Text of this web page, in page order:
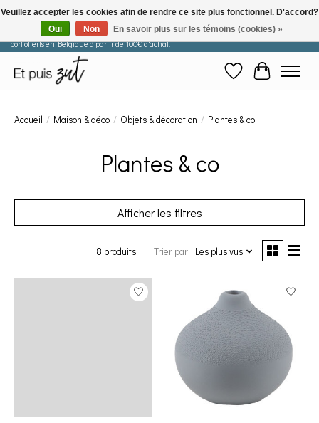
Les commandes passées après le 29 juillet seront expédiées à partir du 11 août. Frais de
port offerts en Belgique à partir de 100€ d'achat.
Liste de souhaits
Panier
Accueil / Maison & déco / Objets & décoration / Plantes & co
Plantes & co
Afficher les filtres
8 produits Trier par Les plus vus
Veuillez accepter les cookies afin de rendre ce site plus fonctionnel. D'accord?
Oui
Non En savoir plus sur les témoins (cookies) »